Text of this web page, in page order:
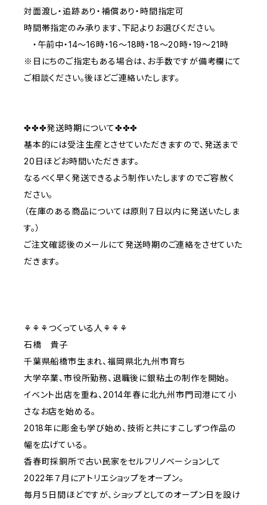
対面渡し・追跡あり・補償あり・時間指定可
時間帯指定のみ承ります、下記よりお選びください。
・午前中・14～16時・16～18時・18～20時・19～21時
※日にちのご指定もある場合は、お手数ですが備考欄にて
ご相談ください。後ほどご連絡いたします。
✤✤✤発送時期について✤✤✤
基本的には受注生産とさせていただきますので、発送まで
20日ほどお時間いただきます。
なるべく早く発送できるよう制作いたしますのでご容赦く
ださい。
（在庫のある商品については原則７日以内に発送いたしま
す。）
ご注文確認後のメールにて発送時期のご連絡をさせていた
だきます。
⚘⚘⚘つくっている人⚘⚘⚘
石橋 貴子
千葉県船橋市生まれ、福岡県北九州市育ち
大学卒業、市役所勤務、退職後に銀粘土の制作を開始。
イベント出店を重ね、2014年春に北九州市門司港にて小
さなお店を始める。
2018年に彫金も学び始め、技術と共にすこしずつ作品の
幅を広げている。
香春町採銅所で古い民家をセルフリノベーションして
2022年７月にアトリエショップをオープン。
毎月５日間ほどですが、ショップとしてのオープン日を設け